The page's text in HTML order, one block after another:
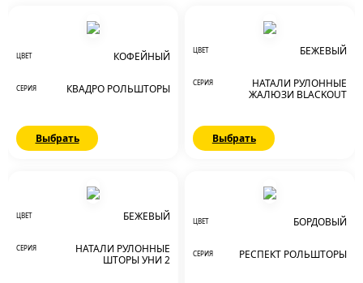
ЦВЕТ КОФЕЙНЫЙ
СЕРИЯ КВАДРО РОЛЬШТОРЫ
Выбрать
ЦВЕТ БЕЖЕВЫЙ
СЕРИЯ
НАТАЛИ РУЛОННЫЕ
ЖАЛЮЗИ BLACKOUT
Выбрать
ЦВЕТ БЕЖЕВЫЙ
СЕРИЯ
НАТАЛИ РУЛОННЫЕ
ШТОРЫ УНИ 2
ЦВЕТ БОРДОВЫЙ
СЕРИЯ РЕСПЕКТ РОЛЬШТОРЫ